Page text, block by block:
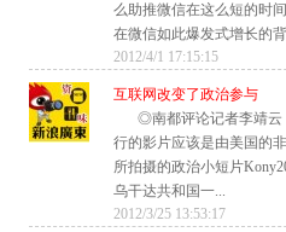
么助推微信在这么短的时
在微信如此爆发式增长的
2012/4/1 17:15:15
互联网改变了政治参与
◎南都评论记者李靖
行的影片应该是由美国的
所拍摄的政治小短片
乌干达共和国一...
2012/3/25 13:53:17